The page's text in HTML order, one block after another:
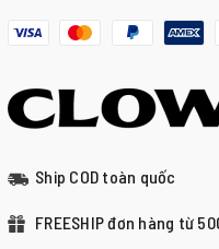
Ship COD toàn quốc
FREESHIP đơn hàng từ